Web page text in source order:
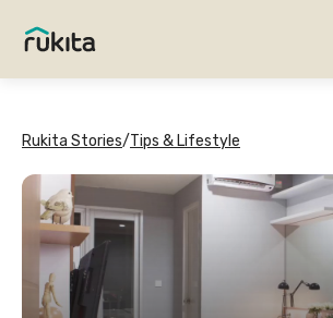
Rukita Stories/Tips & Lifestyle